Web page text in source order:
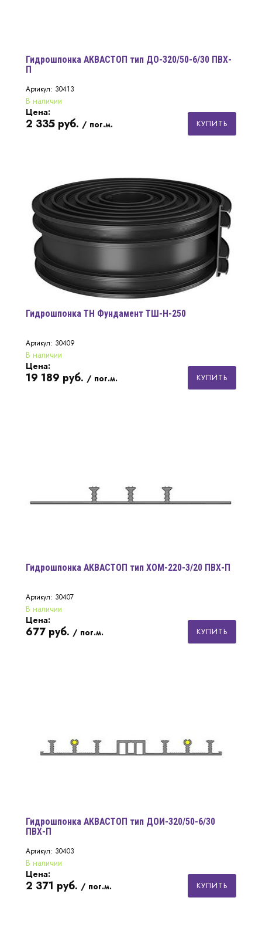
Гидрошпонка АКВАСТОП тип ДО-320/50-6/30 ПВХ-
П
Артикул: 30413
В наличии
Цена:
2 335 руб. / пог.м. КУПИТЬ
Гидрошпонка ТН Фундамент ТШ-Н-250
Артикул: 30409
В наличии
Цена:
19 189 руб. / пог.м. КУПИТЬ
Гидрошпонка АКВАСТОП тип ХОМ-220-3/20 ПВХ-П
Артикул: 30407
В наличии
Цена:
677 руб. / пог.м. КУПИТЬ
Гидрошпонка АКВАСТОП тип ДОИ-320/50-6/30
ПВХ-П
Артикул: 30403
В наличии
Цена:
2 371 руб. / пог.м. КУПИТЬ